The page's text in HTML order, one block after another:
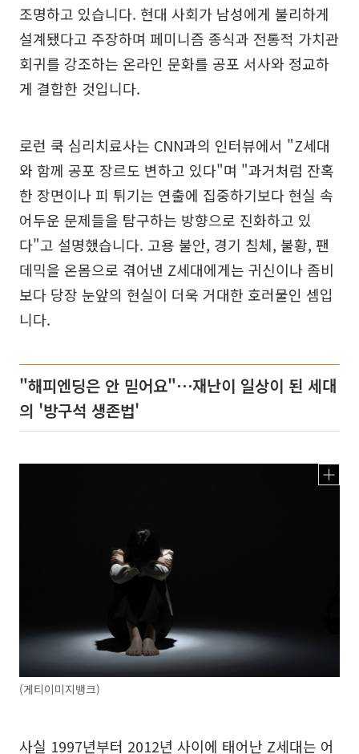
조명하고 있습니다. 현대 사회가 남성에게 불리하게
설계됐다고 주장하며 페미니즘 종식과 전통적 가치관
회귀를 강조하는 온라인 문화를 공포 서사와 정교하
게 결합한 것입니다.
로런 쿡 심리치료사는 CNN과의 인터뷰에서 "Z세대
와 함께 공포 장르도 변하고 있다"며 "과거처럼 잔혹
한 장면이나 피 튀기는 연출에 집중하기보다 현실 속
어두운 문제들을 탐구하는 방향으로 진화하고 있
다"고 설명했습니다. 고용 불안, 경기 침체, 불황, 팬
데믹을 온몸으로 겪어낸 Z세대에게는 귀신이나 좀비
보다 당장 눈앞의 현실이 더욱 거대한 호러물인 셈입
니다.
"해피엔딩은 안 믿어요"⋯재난이 일상이 된 세대
의 '방구석 생존법'
(게티이미지뱅크)
사실 1997년부터 2012년 사이에 태어난 Z세대는 어